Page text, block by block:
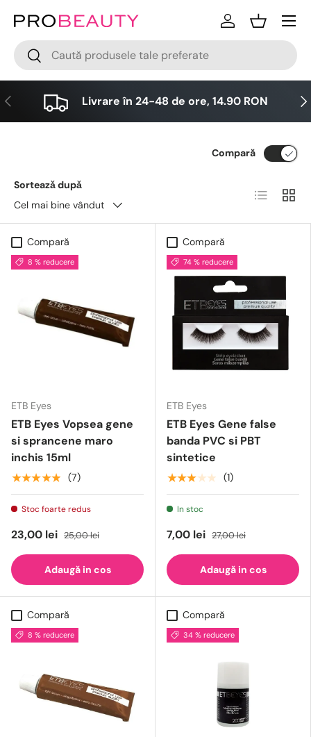
Sari la conținut
Cǎutare
Cǎutare
LogareCos
Meniu
Anterior Livrare în 24-48 de ore, 14.90 RON
Sorteazǎ dupǎ
Cel mai bine vândut
Compară
Lista Grid
Compară
8 % reducere
ETB Eyes
ETB Eyes Vopsea gene
si sprancene maro
inchis 15ml
★★★★★ (7)
Stoc foarte redus
23,00 lei 25,00 lei
Adaugă in cos
Compară
74 % reducere
ETB Eyes
ETB Eyes Gene false
banda PVC si PBT
sintetice
★★★★★ (1)
In stoc
7,00 lei 27,00 lei
Adaugă in cos
Compară
8 % reducere
Compară
34 % reducere